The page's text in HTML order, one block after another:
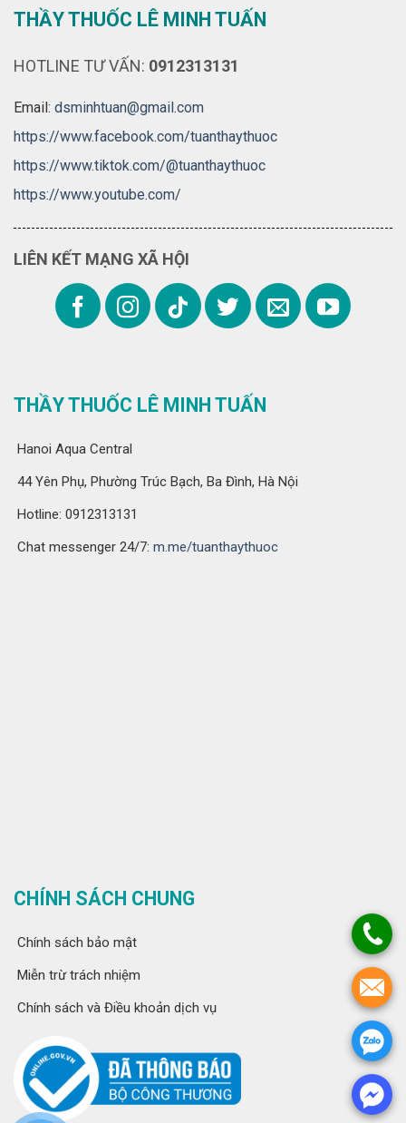
THẦY THUỐC LÊ MINH TUẤN
HOTLINE TƯ VẤN: 0912313131
Email: dsminhtuan@gmail.com
https://www.facebook.com/tuanthaythuoc
https://www.tiktok.com/@tuanthaythuoc
https://www.youtube.com/
LIÊN KẾT MẠNG XÃ HỘI
THẦY THUỐC LÊ MINH TUẤN
Hanoi Aqua Central
44 Yên Phụ, Phường Trúc Bạch, Ba Đình, Hà Nội
Hotline: 0912313131
Chat messenger 24/7: m.me/tuanthaythuoc
CHÍNH SÁCH CHUNG
Chính sách bảo mật
Miễn trừ trách nhiệm
Chính sách và Điều khoản dịch vụ